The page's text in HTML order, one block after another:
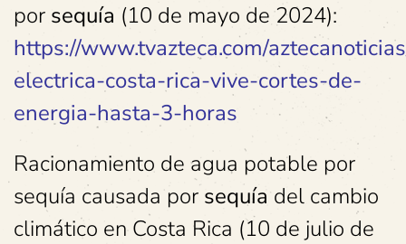
por sequía (10 de mayo de 2024):
https://www.tvazteca.com/
electrica-costa-rica-vive-cortes-de-
energia-hasta-3-horas
Racionamiento de agua potable por
sequía causada por sequíadel cambio
climático en Costa Rica (10 de julio de